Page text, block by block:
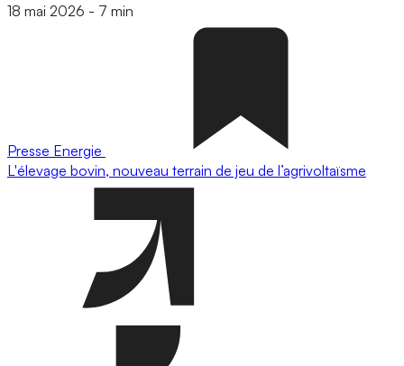
18 mai 2026 - 7 min
Presse Energie
L'élevage bovin, nouveau terrain de jeu de l’agrivoltaïsme